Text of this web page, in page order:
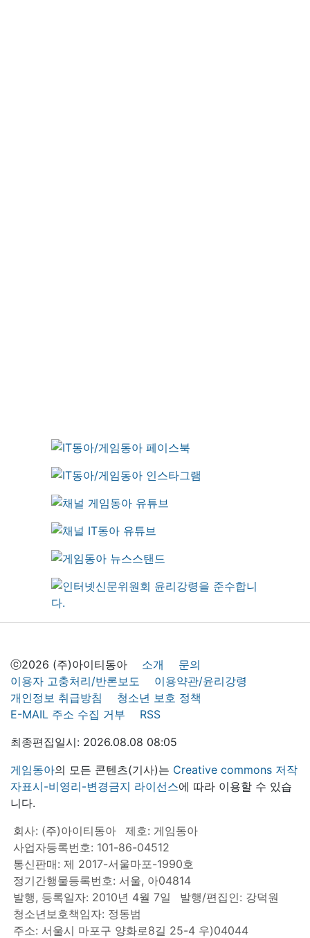
ⓒ2026 (주)아이티동아 소개
문의
이용자 고충처리/반론보도
이용약관/윤리강령
개인정보 취급방침
청소년 보호 정책
E-MAIL 주소 수집 거부
RSS
최종편집일시: 2026.08.08 08:05
게임동아의 모든 콘텐츠(기사)는 Creative commons 저작
자표시-비영리-변경금지 라이선스에 따라 이용할 수 있습
니다.
회사: (주)아이티동아
제호: 게임동아
사업자등록번호: 101-86-04512
통신판매: 제 2017-서울마포-1990호
정기간행물등록번호: 서울, 아04814
발행, 등록일자: 2010년 4월 7일
발행/편집인: 강덕원
청소년보호책임자: 정동범
주소: 서울시 마포구 양화로8길 25-4 우)04044